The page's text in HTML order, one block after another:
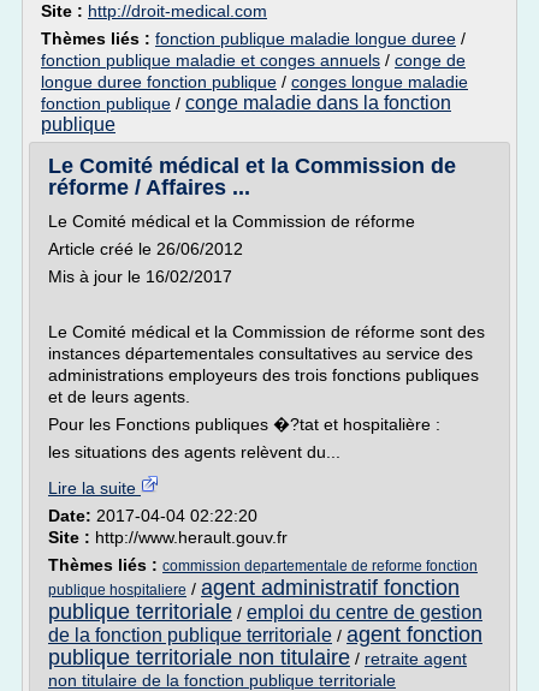
Site : http://droit-medical.com
Thèmes liés : fonction publique maladie longue duree /
fonction publique maladie et conges annuels / conge de
longue duree fonction publique / conges longue maladie
fonction publique / conge maladie dans la fonction
publique
Le Comité médical et la Commission de
réforme / Affaires ...
Le Comité médical et la Commission de réforme
Article créé le 26/06/2012
Mis à jour le 16/02/2017
Le Comité médical et la Commission de réforme sont des
instances départementales consultatives au service des
administrations employeurs des trois fonctions publiques
et de leurs agents.
Pour les Fonctions publiques �?tat et hospitalière :
les situations des agents relèvent du...
Lire la suite
Date: 2017-04-04 02:22:20
Site : http://www.herault.gouv.fr
Thèmes liés : commission departementale de reforme fonction
publique hospitaliere / agent administratif fonction
publique territoriale / emploi du centre de gestion
de la fonction publique territoriale / agent fonction
publique territoriale non titulaire / retraite agent
non titulaire de la fonction publique territoriale